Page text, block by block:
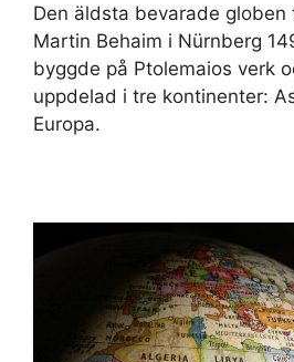
Den äldsta bevarade globen
Martin Behaim i Nürnberg
byggde på Ptolemaios verk
uppdelad i tre kontinenter:
Europa.